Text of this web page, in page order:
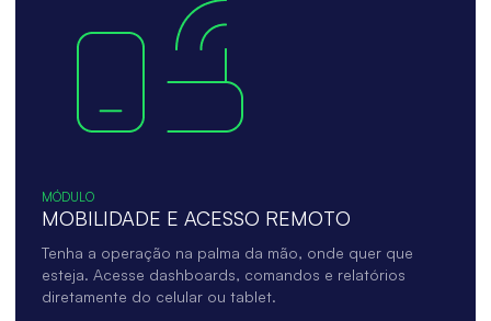
MÓDULO
MOBILIDADE E ACESSO REMOTO
Tenha a operação na palma da mão, onde quer que
esteja. Acesse dashboards, comandos e relatórios
diretamente do celular ou tablet.